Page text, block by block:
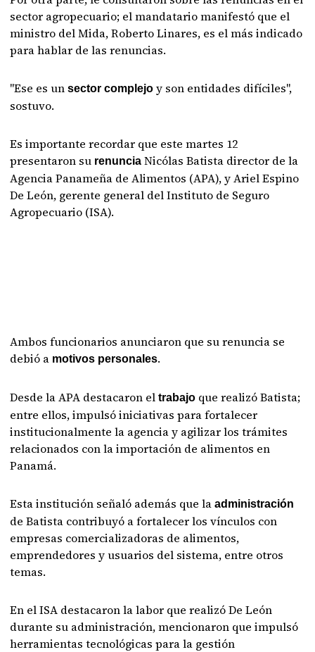
sector agropecuario; el mandatario manifestó que el
ministro del Mida, Roberto Linares, es el más indicado
para hablar de las renuncias.
"Ese es unsector complejoy son entidades difíciles",
sostuvo.
Es importante recordar que este martes 12
presentaron su renuncia Nicólas Batista director de la
Agencia Panameña de Alimentos (APA), y Ariel Espino
De León, gerente general del Instituto de Seguro
Agropecuario (ISA).
Ambos funcionarios anunciaron que su renuncia se
debió a motivos personales.
Desde la APA destacaron el trabajo que realizó Batista;
entre ellos, impulsó iniciativas para fortalecer
institucionalmente la agencia y agilizar los trámites
relacionados con la importación de alimentos en
Panamá.
Esta institución señaló además que laadministración
de Batista contribuyó a fortalecer los vínculos con
empresas comercializadoras de alimentos,
emprendedores y usuarios del sistema, entre otros
temas.
En el ISA destacaron la labor que realizó De León
durante su administración, mencionaron que impulsó
herramientas tecnológicas para la gestión